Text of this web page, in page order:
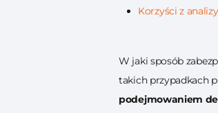
Korzyści z
W jaki sposób
takich przypadkach
podejmowaniem